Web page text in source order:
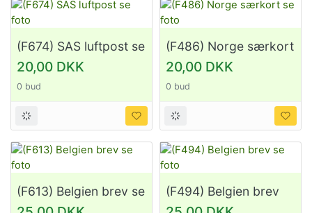
(F674) SAS luftpost se
foto
20,00 DKK
0 bud
(F486) Norge særkort
se foto
20,00 DKK
0 bud
(F613) Belgien brev se
foto
(F494) Belgien brev
se foto